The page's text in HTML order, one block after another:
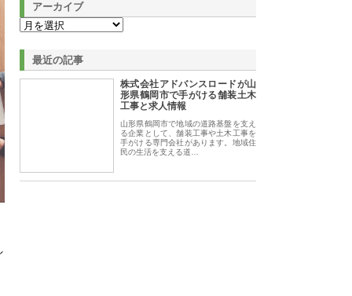
アーカイブ
最近の記事
株式会社アドバンスロードが山
形県鶴岡市で手がける舗装土木
工事と求人情報
山形県鶴岡市で地域の道路基盤を支え
る企業として、舗装工事や土木工事を
手がける専門会社があります。地域住
民の生活を支える道…